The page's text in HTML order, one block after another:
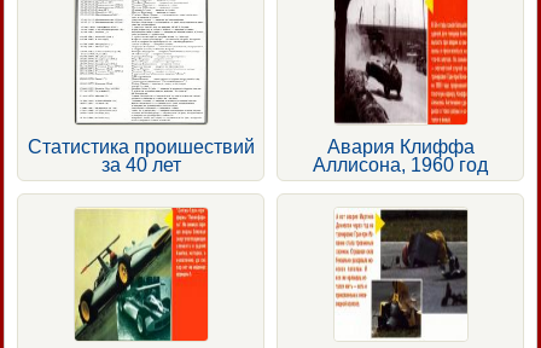
Статистика проишествий
за 40 лет
Авария Клиффа
Аллисона, 1960 год